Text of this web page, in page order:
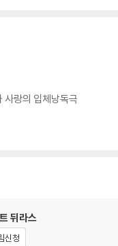
사랑의 입체낭독극
뒤라스
신청